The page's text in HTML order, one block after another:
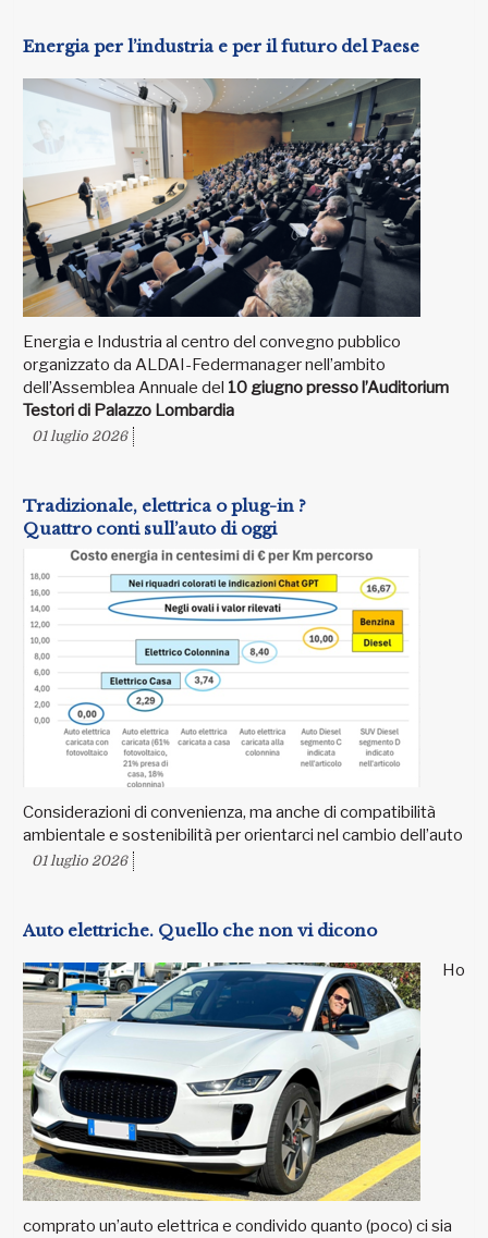
Energia per l’industria e per il futuro del Paese
Energia e Industria al centro del convegno pubblico
organizzato da ALDAI-Federmanager nell’ambito
dell’Assemblea Annuale del 10 giugno presso l’Auditorium
Testori di Palazzo Lombardia
01 luglio 2026
Tradizionale, elettrica o plug-in ?
Quattro conti sull’auto di oggi
Considerazioni di convenienza, ma anche di compatibilità
ambientale e sostenibilità per orientarci nel cambio dell’auto
01 luglio 2026
Auto elettriche. Quello che non vi dicono
Ho
comprato un’auto elettrica e condivido quanto (poco) ci sia